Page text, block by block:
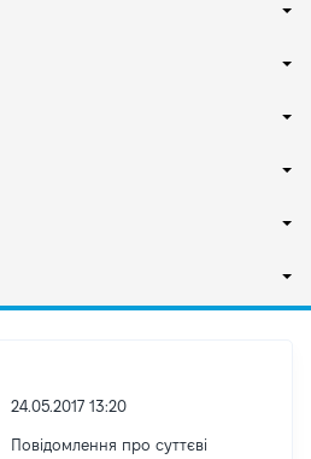
24.05.2017 13:20
Повідомлення про суттєві